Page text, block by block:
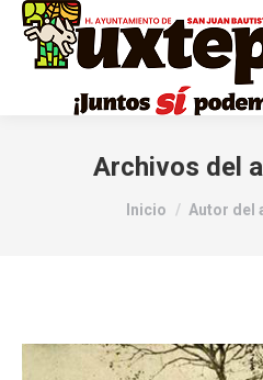
Archivos del
Estás aquí:
Inicio Autor del